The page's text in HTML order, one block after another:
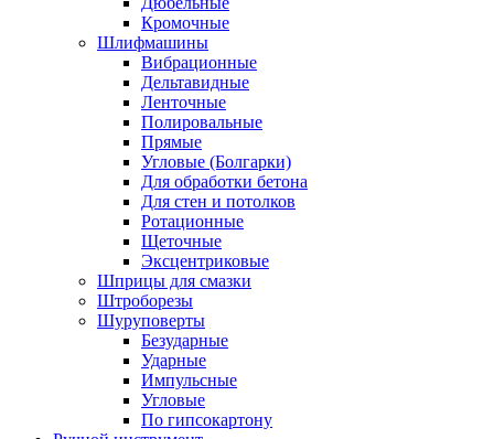
Кромочные
Шлифмашины
Вибрационные
Дельтавидные
Ленточные
Полировальные
Прямые
Угловые (Болгарки)
Для обработки бетона
Для стен и потолков
Ротационные
Щеточные
Эксцентриковые
Шприцы для смазки
Штроборезы
Шуруповерты
Безударные
Ударные
Импульсные
Угловые
По гипсокартону